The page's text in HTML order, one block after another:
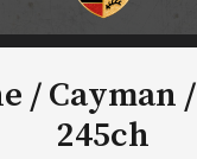
/ Cayman /
245ch